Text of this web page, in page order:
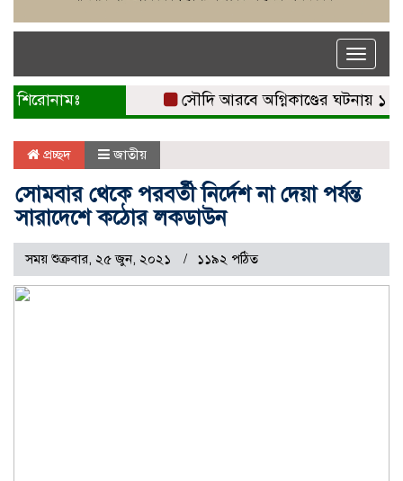
Toggle
শিরোনামঃ সৌদি আরবে অগ্নিকাণ্ডের ঘটনায় ১৭
প্রচ্ছদ জাতীয়
সোমবার থেকে পরবর্তী নির্দেশ না দেয়া পর্যন্ত
সারাদেশে কঠোর লকডাউন
সময় শুক্রবার, ২৫ জুন, ২০২১ ১১৯২ পঠিত